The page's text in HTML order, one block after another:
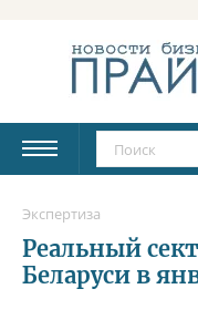
Экспертиза
Реальный
Беларуси в